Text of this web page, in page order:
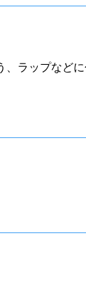
、ラップなど